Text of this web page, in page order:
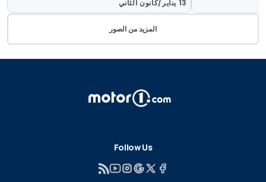
13 يناير/كانون الثاني
المزيد من الصور
Follow Us